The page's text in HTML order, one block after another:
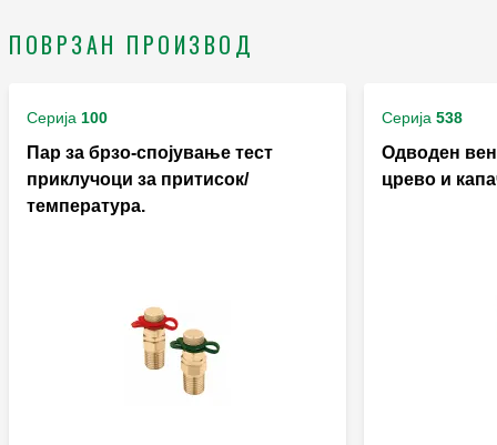
ПОВРЗАН ПРОИЗВОД
Серија 100
Пар за брзо-спојување тест
приклучоци за притисок/
температура.
Серија 538
Одводен
црево и